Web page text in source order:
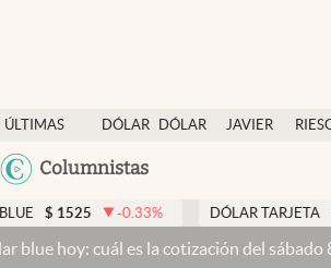
ÚLTIMAS
NOTICIAS
DÓLAR
DÓLAR
JAVIER
Columnistas
Dólar
Members
Economía y Política
Finanzas y Mercados
-0.33% DÓLAR TARJETA $ 1976
cuál es la cotización del sábado 8 de